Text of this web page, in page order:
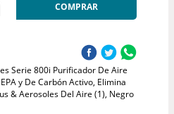
COMPRAR
Serie 800i Purificador De Aire
y De Carbón Activo, Elimina
& Aerosoles Del Aire (1), Negro